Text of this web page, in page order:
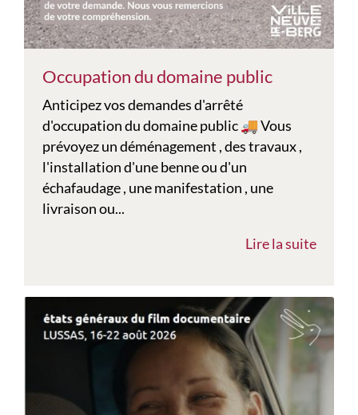
Occupation du domaine public
Anticipez vos demandes d'arrêté
d'occupation du domaine public 🚚 Vous
prévoyez un déménagement , des travaux ,
l'installation d'une benne ou d'un
échafaudage , une manifestation , une
livraison ou...
Lire la suite